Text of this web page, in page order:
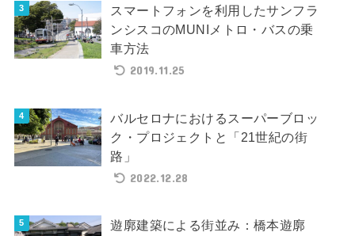
スマートフォンを利用したサンフラ
ンシスコのMUNIメトロ・バスの乗
車方法
2019.11.25
バルセロナにおけるスーパーブロッ
ク・プロジェクトと「21世紀の街
路」
2022.12.28
遊廓建築による街並み：橋本遊廓